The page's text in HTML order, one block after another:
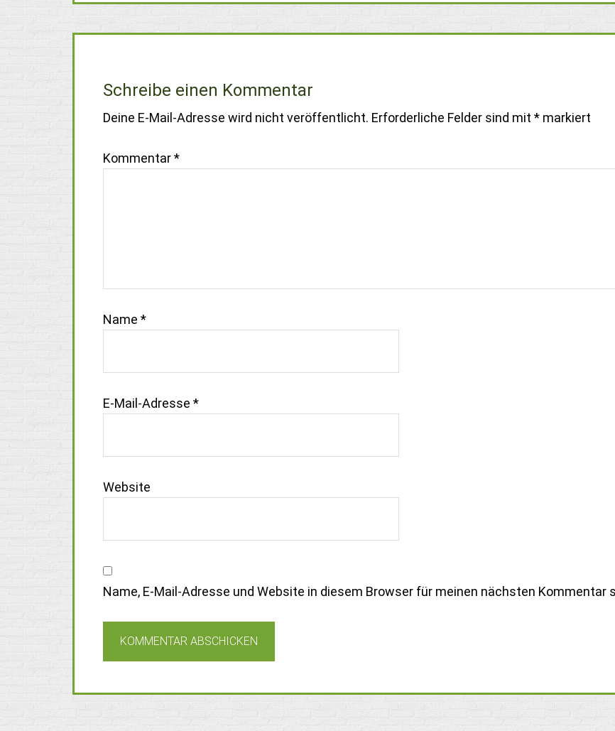
Schreibe einen Kommentar
Deine E-Mail-Adresse wird nicht veröffentlicht. Erforderliche Felder sind mit * markiert
Kommentar*
Name *
E-Mail-Adresse *
Website
Name, E-Mail-Adresse und Website in diesem Browser für meinen nächsten Kommentar